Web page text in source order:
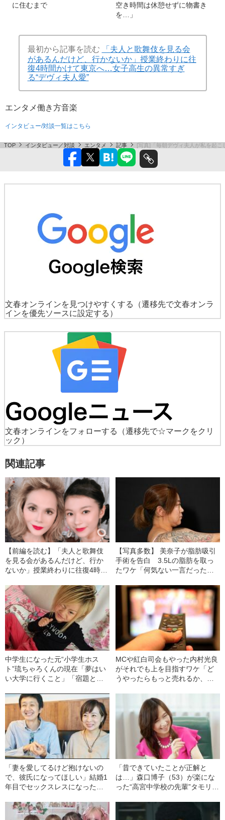
に住むまで
空き時間は休憩せずに物書き
を…」
最初から記事を読む
「夫人と歌舞伎を見る会
があるんだけど、行かないか」授業終わりに往
復4時間かけて東京へ…女子高生の異常すぎ
る“デヴィ夫人愛”
エンタメ働き方音楽
インタビュー/対談一覧はこちら
TOP インタビュー／対談 エンタメ 記事 [写真]「毎朝デヴィ夫人が私を起
文春オンラインを見つけやすくする
（遷移先で文春オンラ
インを優先ソースに設定する）
文春オンラインをフォローする
（遷移先で☆マークをクリ
ック）
関連記事
【前編を読む】「夫人と歌舞伎
を見る会があるんだけど、行か
ないか」授業終わりに往復4時間
すぎる“デヴィ夫人愛”
【写真多数】 美奈子が脂肪吸引
手術を告白 3.5Lの脂肪を取っ
たワケ「何気ない一言だったん
中学生になった元“小学生ホス
ト”琉ちゃろくんの現在「夢はい
い大学に行くこと」「宿題とは
半期BEST5
MCや紅白司会もやった内村光良
がそれでも上を目指すワケ「ど
うやったらもっと売れるか、毎
は休憩せずに物書きを…」
「妻を愛してるけど抱けないの
で、彼氏になってほしい」結婚1
年目でセックスレスになった夫
で
「昔できていたことが正解と
は…」森口博子（53）が楽にな
った“高宮中学校の先輩”タモリの